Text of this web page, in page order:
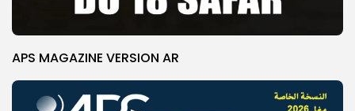
APS MAGAZINE VERSION AR